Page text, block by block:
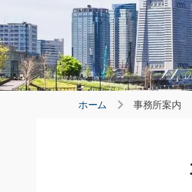
ホーム 事務所案内